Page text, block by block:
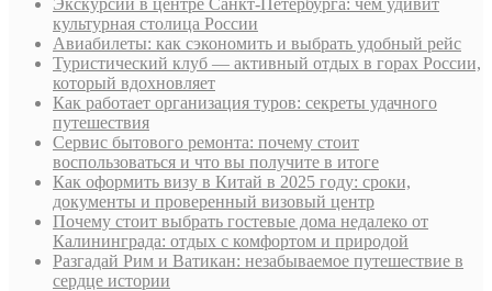
Экскурсии в центре Санкт-Петербурга: чем удивит
культурная столица России
Авиабилеты: как сэкономить и выбрать удобный рейс
Туристический клуб — активный отдых в горах России,
который вдохновляет
Как работает организация туров: секреты удачного
путешествия
Сервис бытового ремонта: почему стоит
воспользоваться и что вы получите в итоге
Как оформить визу в Китай в 2025 году: сроки,
документы и проверенный визовый центр
Почему стоит выбрать гостевые дома недалеко от
Калининграда: отдых с комфортом и природой
Разгадай Рим и Ватикан: незабываемое путешествие в
сердце истории